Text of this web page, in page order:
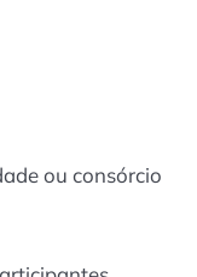
ou consórcio